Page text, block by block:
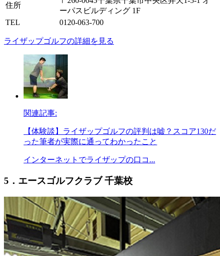
住所
ーパスビルディング 1F
TEL
0120-063-700
ライザップゴルフの詳細を見る
関連記事:
【体験談】ライザップゴルフの評判は嘘？スコア130だ
った筆者が実際に通ってわかったこと
インターネットでライザップの口コ...
5．エースゴルフクラブ 千葉校